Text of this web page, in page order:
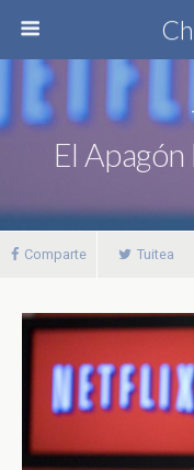
El
Comparte Tuitea